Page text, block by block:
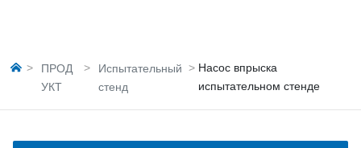
ПРОД
УКТ
Испытательный
стенд
Насос впрыска
испытательном стенде